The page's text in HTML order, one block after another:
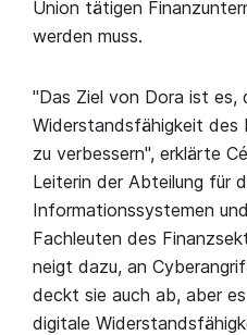
Union tätigen
werden muss.
"Das Ziel von Dora ist es,
Widerstandsfähigkeit des
zu verbessern", erklärte
Leiterin der Abteilung für
Informationssystemen
Fachleuten des
neigt dazu, an
deckt sie auch ab, aber
digitale